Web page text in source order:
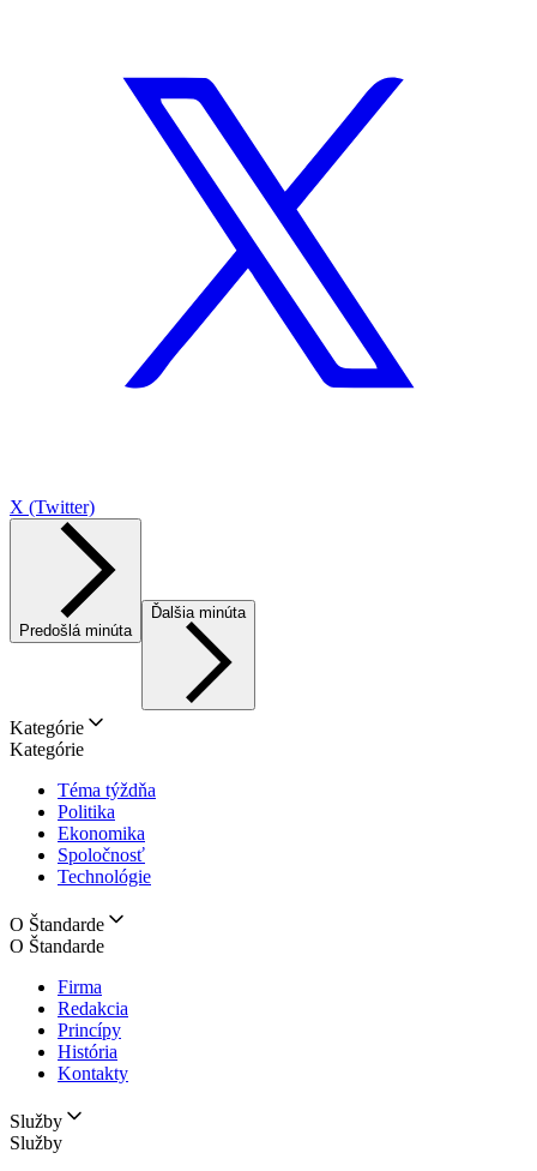
X (Twitter)
Predošlá minúta
Ďalšia minúta
Kategórie
Kategórie
Téma týždňa
Politika
Ekonomika
Spoločnosť
Technológie
O Štandarde
O Štandarde
Firma
Redakcia
Princípy
História
Kontakty
Služby
Služby